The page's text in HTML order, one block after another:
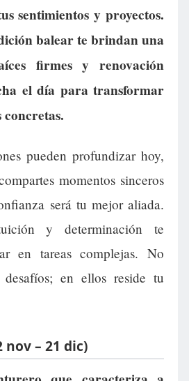
sentimientos y proyectos.
balear te brindan una
firmes y renovación
el día para transformar
concretas.
pueden profundizar hoy,
momentos sinceros
será tu mejor aliada.
y determinación te
en tareas complejas. No
en ellos reside tu
nov – 21 dic)